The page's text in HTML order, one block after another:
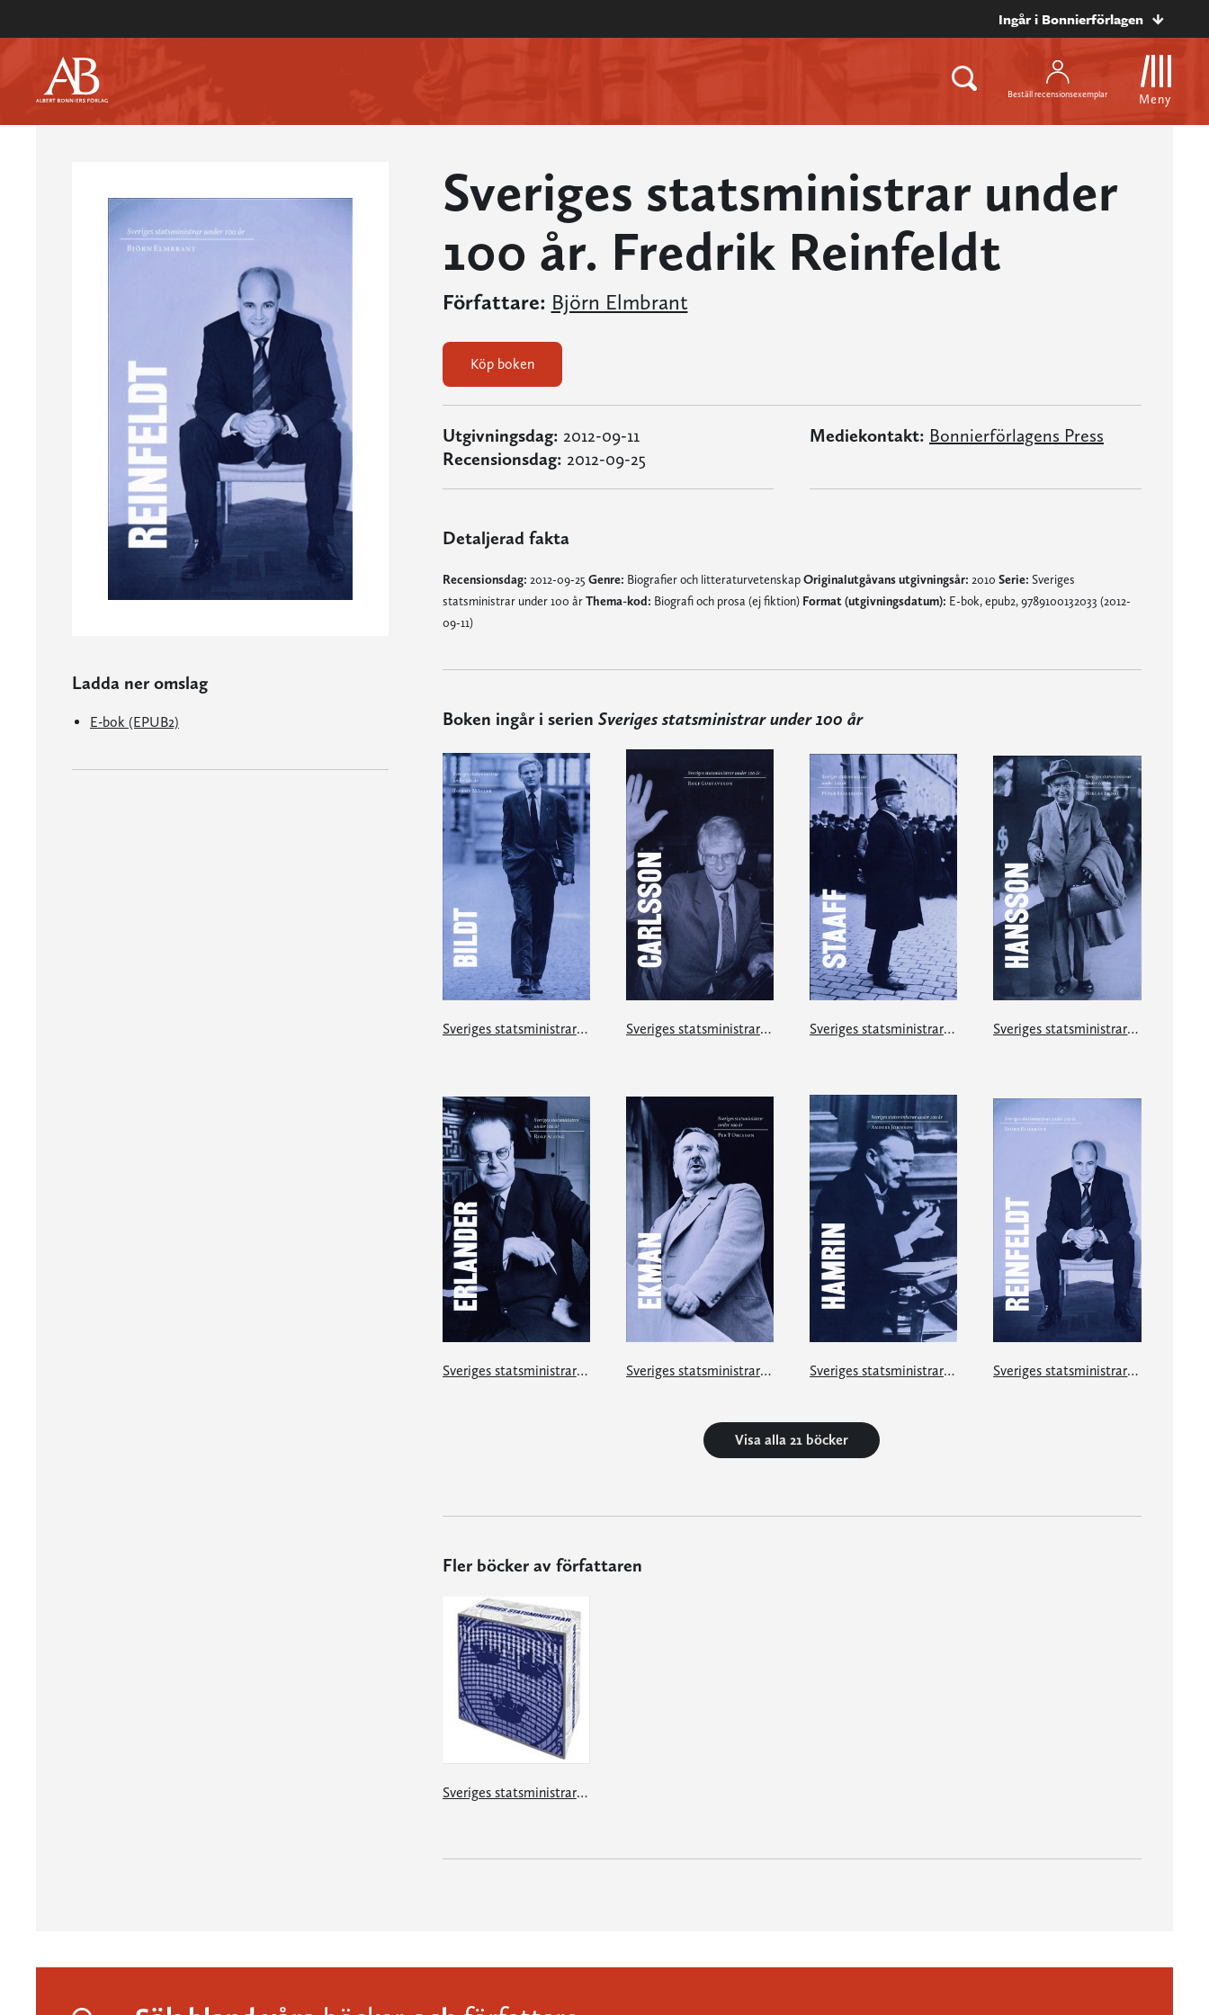
Ingår i Bonnierförlagen
Beställ recensionsexemplar Meny
Ladda ner omslag
E-bok (EPUB2)
Sveriges statsministrar under
100 år. Fredrik Reinfeldt
Författare: Björn Elmbrant
Köp boken
Utgivningsdag: 2012-09-11
Recensionsdag: 2012-09-25
Mediekontakt: Bonnierförlagens Press
Detaljerad fakta
Recensionsdag: 2012-09-25 Genre: Biografier och litteraturvetenskapOriginalutgåvans utgivningsår: 2010 Serie: Sveriges
statsministrar under 100 årThema-kod: Biografi och prosa (ej fiktion) Format (utgivningsdatum): E-bok, epub2, 9789100132033 (2012-
09-11)
Boken ingår i serien Sveriges statsministrar under 100 år
Sveriges statsministrar under 100 år. Carl Bildt Sveriges statsministrar under 100 år. Ingvar Carlsson Sveriges statsministrar under 100 år. Karl Staaff Sveriges statsministrar under 100 år. Per Albin Hansson
Sveriges statsministrar under 100 år. Tage Erlander Sveriges statsministrar under 100 år. C G Ekman Sveriges statsministrar under 100 år. Felix Hamrin Sveriges statsministrar under 100 år. Fredrik Reinfeldt
Visa alla 21 böcker
Fler böcker av författaren
Sveriges statsministrar under 100 år. Samlingsutgåva